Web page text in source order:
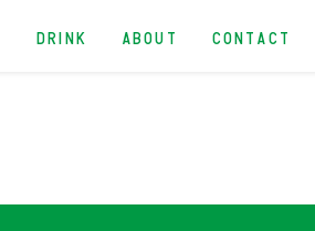
DRINK ABOUT CONTACT